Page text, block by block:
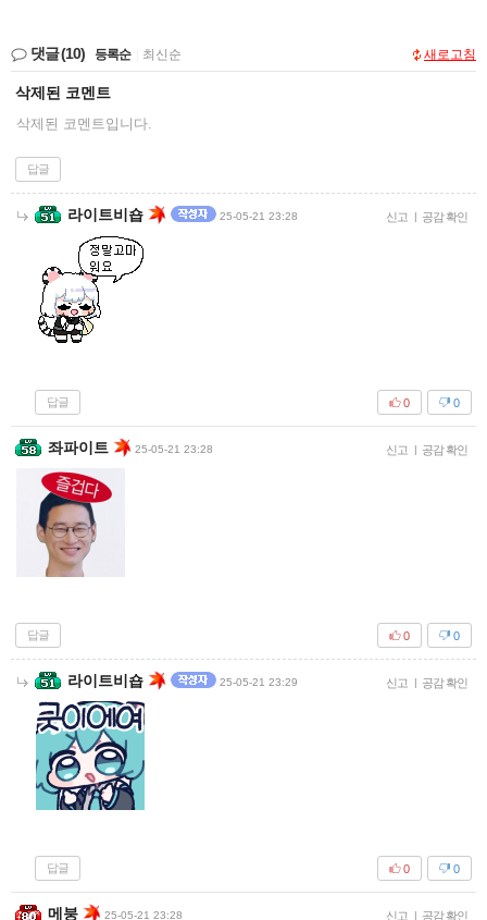
댓글(10) 등록순 최신순 새로고침
삭제된 코멘트
삭제된 코멘트입니다.
답글
라이트비숍 25-05-21 23:28 신고 | 공감 확인
답글 0
0
좌파이트 25-05-21 23:28 신고 | 공감 확인
답글 0
0
라이트비숍 25-05-21 23:29 신고 | 공감 확인
답글 0
0
메붕 25-05-21 23:28 신고 | 공감 확인